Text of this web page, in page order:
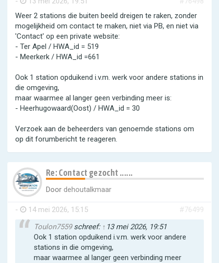
Weer 2 stations die buiten beeld dreigen te raken, zonder
mogelijkheid om contact te maken, niet via PB, en niet via
'Contact' op een private website:
- Ter Apel / HWA_id = 519
- Meerkerk / HWA_id =661
Ook 1 station opduikend i.v.m. werk voor andere stations in
die omgeving,
maar waarmee al langer geen verbinding meer is:
- Heerhugowaard(Oost) / HWA_id = 30
Verzoek aan de beheerders van genoemde stations om
op dit forumbericht te reageren.
Re: Contact gezocht ......
Door dehoutalkmaar
- 14 mei 2026, 15:15
#76499
Toulon7559schreef: ↑ 13 mei 2026, 19:51
Ook 1 station opduikend i.v.m. werk voor andere
stations in die omgeving,
maar waarmee al langer geen verbinding meer